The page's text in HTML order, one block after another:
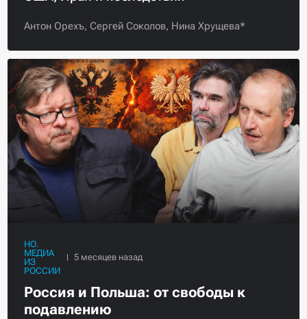
Антон Орехъ, Сергей Соколов, Нина Хрущева*
НО.
МЕДИА
ИЗ
РОССИИ
Россия и Польша: от свободы к
подавлению